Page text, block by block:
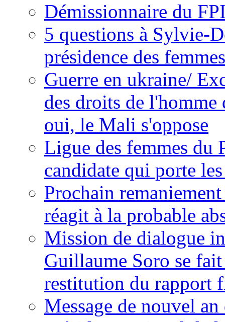
Démissionnaire du
5 questions à Sylvie-
présidence des
Guerre en ukraine/
des droits de
oui, le Mali s'oppose
Ligue des femmes du
candidate qui porte
Prochain
réagit à la probable
Mission de dialogue
Guillaume Soro se
restitution du rapport
Message de nouvel